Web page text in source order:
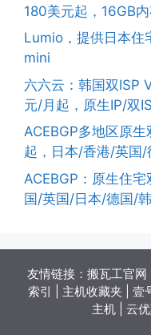
180美元起，16GB
Lumio，提供日本住
mini
六六云：韩国双ISP
元/月起，原生IP/双
ACEBGP多地区原
起，日本/香港/英国
ACEBGP：原生住
国/英国/日本/德国/
友情链接： 搬瓦工官网
索引
主机收藏夹 壹
主机| 云